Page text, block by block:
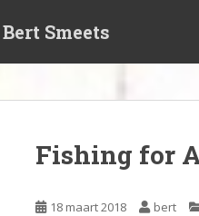
Bert Smeets
Fishing for
18 maart 2018 bert